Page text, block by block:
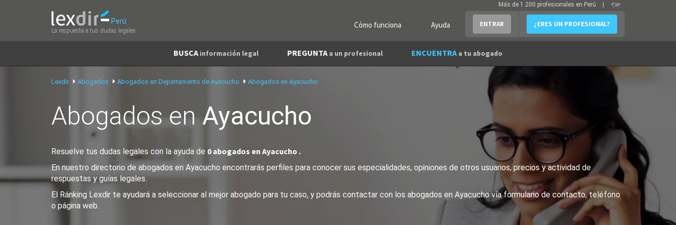
Perú
La respuesta a tus dudas legales
Cómo funciona Ayuda ENTRAR ¿ERES UN PROFESIONAL?
Más de 1.200 profesionales en Perú
BUSCA información legal PREGUNTA a un profesional ENCUENTRA a tu abogado
Lexdir Abogados Abogados en Departamento de Ayacucho Abogados en Ayacucho
Abogados enAyacucho
Resuelve tus dudas legales con la ayuda de 0 abogados en Ayacucho .
En nuestro directorio de abogados en Ayacucho encontrarás perfiles para conocer sus especialidades, opiniones de otros usuarios, precios y actividad de
respuestas y guías legales.
El Ránking Lexdir te ayudará a seleccionar al mejor abogado para tu caso, y podrás contactar con los abogados en Ayacucho vía formulario de contacto, teléfono
o página web.